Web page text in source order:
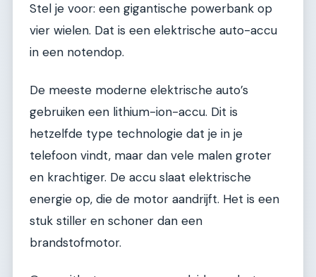
Stel je voor: een gigantische powerbank op
vier wielen. Dat is een elektrische auto-accu
in een notendop.
De meeste moderne elektrische auto’s
gebruiken een lithium-ion-accu. Dit is
hetzelfde type technologie dat je in je
telefoon vindt, maar dan vele malen groter
en krachtiger. De accu slaat elektrische
energie op, die de motor aandrijft. Het is een
stuk stiller en schoner dan een
brandstofmotor.